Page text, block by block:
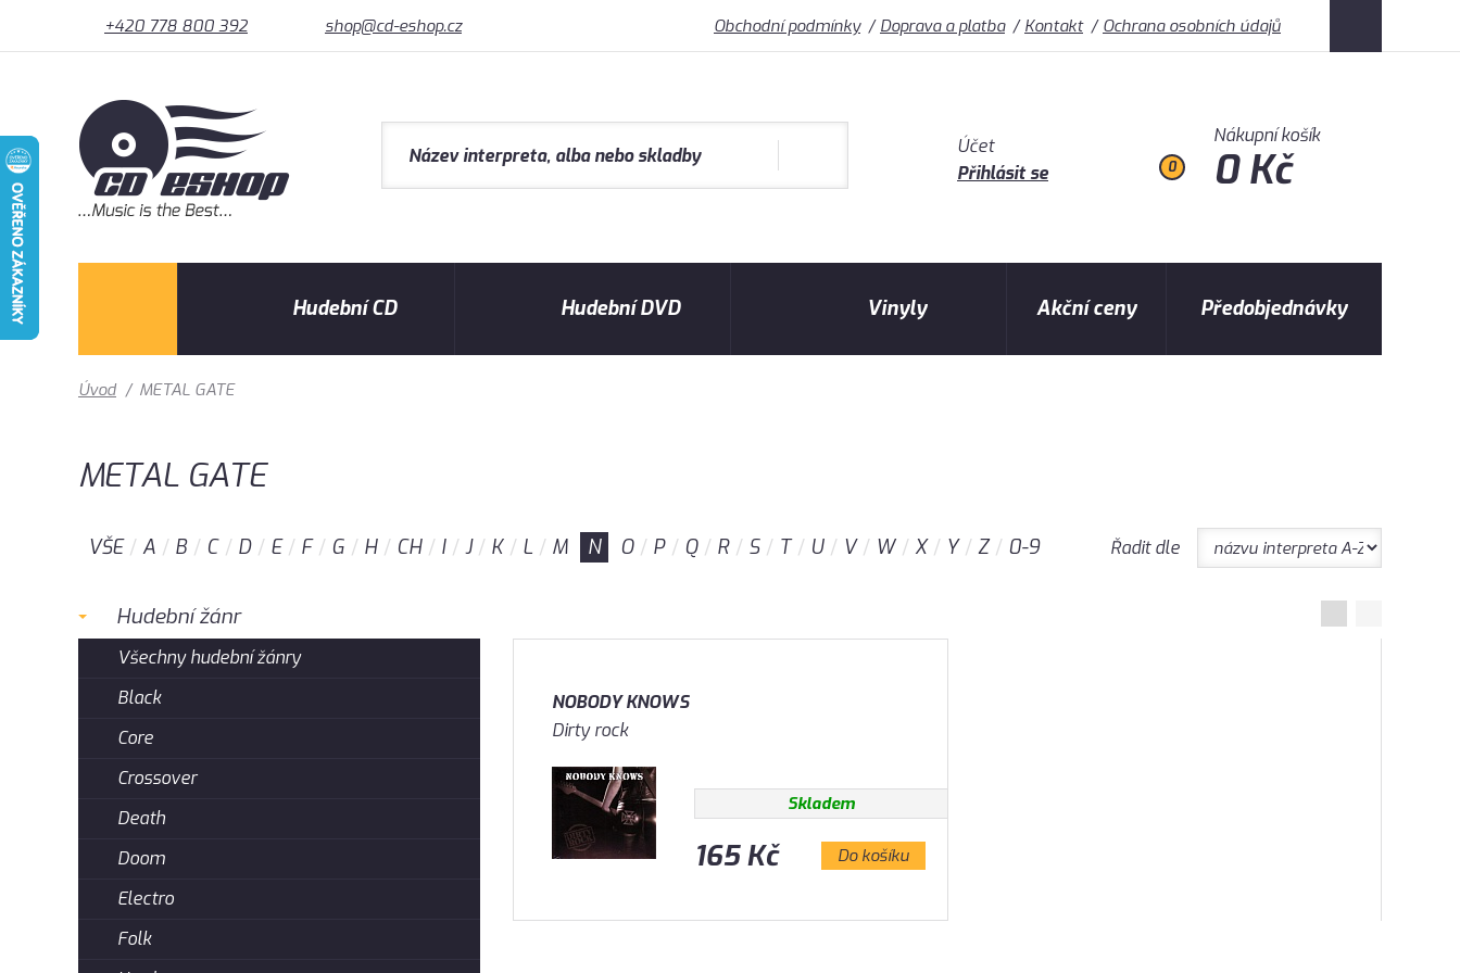
+420 778 800 392 shop@cd-eshop.cz Obchodní podmínky Doprava a platba Kontakt Ochrana osobních údajů
Účet
Přihlásit se
0
Nákupní košík
0 Kč
Hudební CD Hudební DVD Vinyly Akční ceny Předobjednávky
Úvod / METAL GATE
METAL GATE
VŠE A B C D E F G H CH I J K L M N O P Q R S T U V W X Y Z 0-9 Řadit dle
Hudební žánr
Všechny hudební žánry
Black
Core
Crossover
Death
Doom
Electro
Folk
NOBODY KNOWS
Dirty rock
Skladem
165 Kč Do košíku